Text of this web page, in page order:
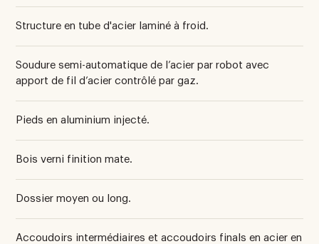
Structure en tube d'acier laminé à froid.
Soudure semi-automatique de l’acier par robot avec
apport de fil d’acier contrôlé par gaz.
Pieds en aluminium injecté.
Bois verni finition mate.
Dossier moyen ou long.
Accoudoirs intermédiaires et accoudoirs finals en acier en